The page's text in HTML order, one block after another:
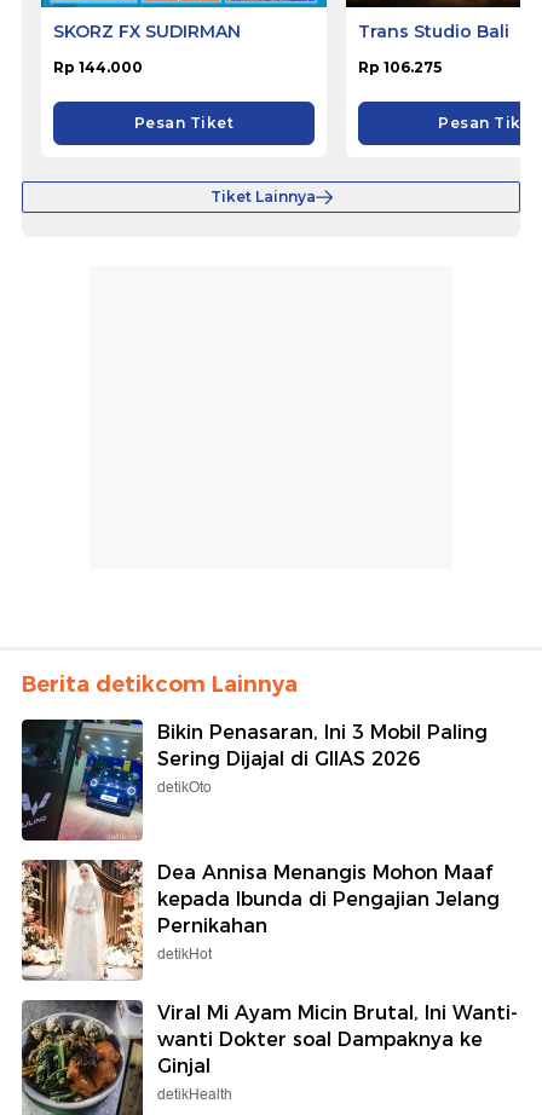
SKORZ FX SUDIRMAN
Rp 144.000
Pesan Tiket
Trans Studio Bali
Rp 106.275
Pesan Tiket
Tiket Lainnya
Berita detikcom Lainnya
Bikin Penasaran, Ini 3 Mobil Paling
Sering Dijajal di GIIAS 2026
detikOto
Dea Annisa Menangis Mohon Maaf
kepada Ibunda di Pengajian Jelang
Pernikahan
detikHot
Viral Mi Ayam Micin Brutal, Ini Wanti-
wanti Dokter soal Dampaknya ke
Ginjal
detikHealth